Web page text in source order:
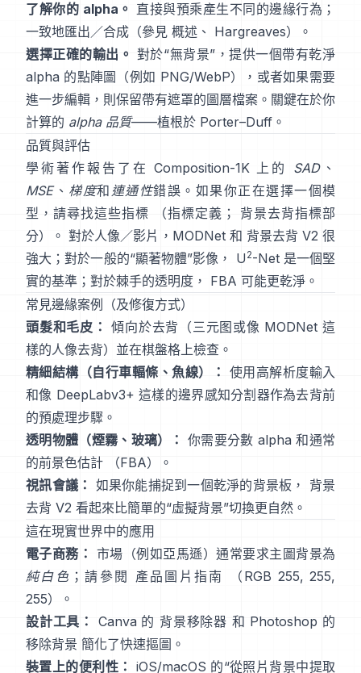
了解你的 alpha。 直接與預乘產生不同的邊緣行為；
一致地匯出／合成（參見 概述 、 Hargreaves）。
選擇正確的輸出。 對於“無背景”，提供一個帶有乾淨
alpha 的點陣圖（例如 PNG/WebP），或者如果需要
進一步編輯，則保留帶有遮罩的圖層檔案。關鍵在於你
計算的 alpha 品質——植根於 Porter–Duff 。
品質與評估
學術著作報告了在Composition-1K 上的 SAD、
MSE、 梯度和 連通性錯誤。如果你正在選擇一個模
型，請尋找這些指標
（指標定義 ；
背景去背指標部
分）。 對於人像／影片， MODNet和 背景去背 V2 很
強大；對於一般的“顯著物體”影像，
U 2-Net是一個堅
實的基準；對於棘手的透明度， FBA 可能更乾淨。
常見邊緣案例（及修復方式）
頭髮和毛皮： 傾向於去背（三元图或像 MODNet 這
樣的人像去背）並在棋盤格上檢查。
精細結構（自行車輻條、魚線）： 使用高解析度輸入
和像 DeepLabv3+ 這樣的邊界感知分割器作為去背前
的預處理步驟。
透明物體（煙霧、玻璃）： 你需要分數 alpha 和通常
的前景色估計
（FBA）。
視訊會議： 如果你能捕捉到一個乾淨的背景板，
背景
去背 V2 看起來比簡單的“虛擬背景”切換更自然。
這在現實世界中的應用
電子商務： 市場（例如亞馬遜）通常要求主圖背景為
純白色 ；請參閱 產品圖片指南
（RGB 255, 255,
255）。
設計工具：
Canva 的 背景移除器 和 Photoshop 的
移除背景 簡化了快速摳圖。
裝置上的便利性： iOS/macOS 的“從照片背景中提取